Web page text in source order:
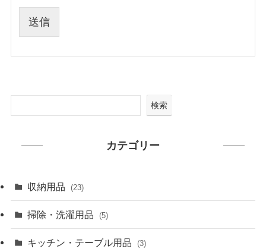
送信
検索
カテゴリー
収納用品 (23)
掃除・洗濯用品 (5)
キッチン・テーブル用品 (3)